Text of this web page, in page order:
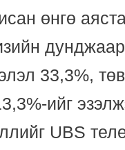
өнгө
33,3%,
ийг
UBS